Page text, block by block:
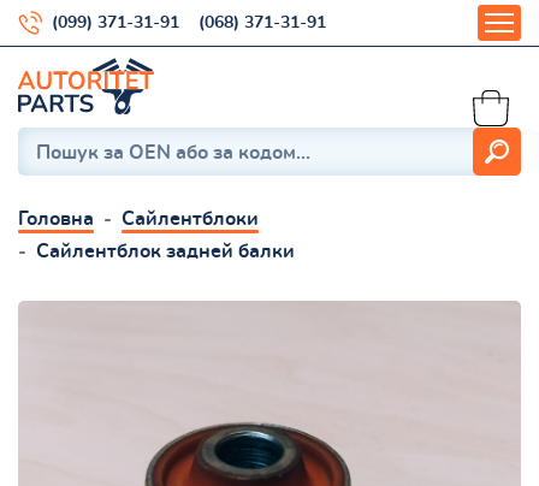
(099) 371-31-91 (068) 371-31-91
Головна
Сайлентблоки
Сайлентблок задней балки